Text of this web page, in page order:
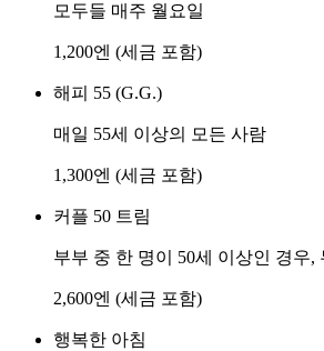
모두들 매주 월요일
1,200엔 (세금 포함)
해피 55 (G.G.)
매일 55세 이상의 모든 사람
1,300엔 (세금 포함)
커플 50 트림
부부 중 한 명이 50세 이상인 경우,
2,600엔 (세금 포함)
행복한 아침